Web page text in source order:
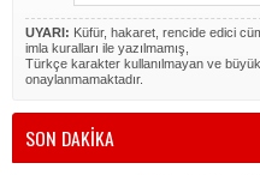
UYARI: Küfür, hakaret, rencide edici
imla kuralları ile yazılmamış,
Türkçe karakter kullanılmayan ve
onaylanmamaktadır.
SON DAKİKA